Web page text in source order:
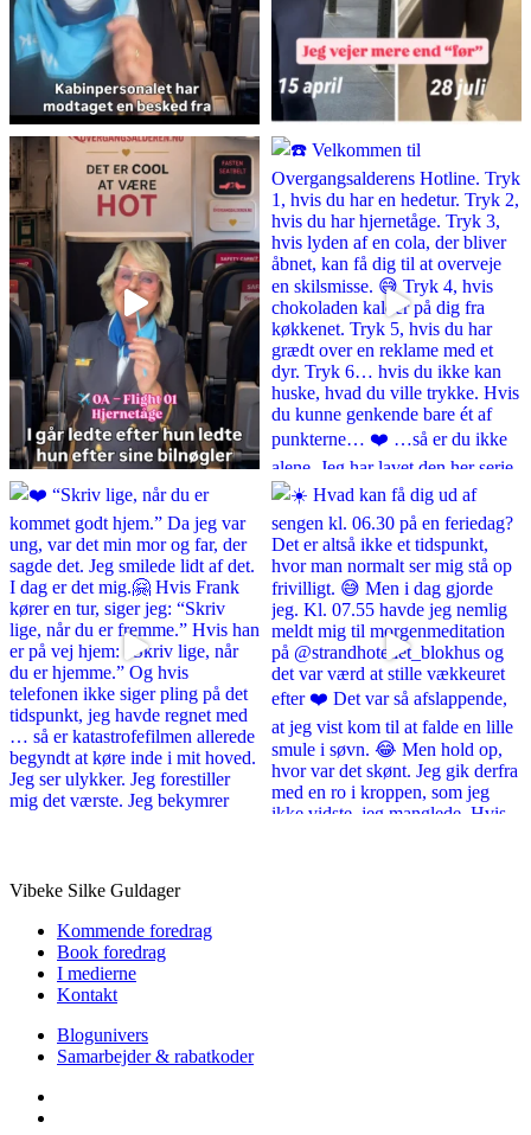
Vibeke Silke Guldager
Kommende foredrag
Book foredrag
I medierne
Kontakt
Blogunivers
Samarbejder & rabatkoder